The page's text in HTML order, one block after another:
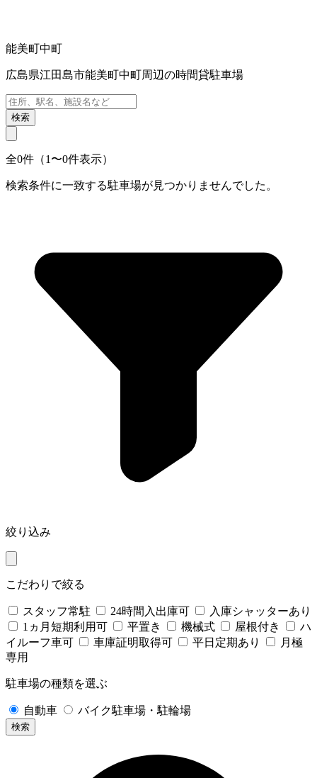
能美町中町
広島県江田島市能美町中町周辺の時間貸駐車場
検索
全0件（1〜0件表示）
検索条件に一致する駐車場が見つかりませんでした。
絞り込み
こだわりで絞る
スタッフ常駐 24時間入出庫可
入庫シャッターあり
1ヵ月短期利用可
平置き 機械式 屋根付き
ハ
イルーフ車可
車庫証明取得可 平日定期あり
月極
専用
駐車場の種類を選ぶ
自動車 バイク駐車場・駐輪場
検索